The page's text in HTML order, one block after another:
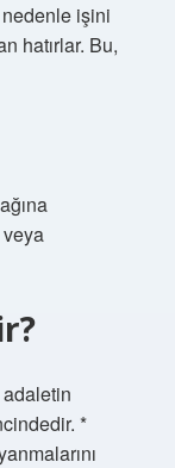
nedenle işini
hatırlar. Bu,
*